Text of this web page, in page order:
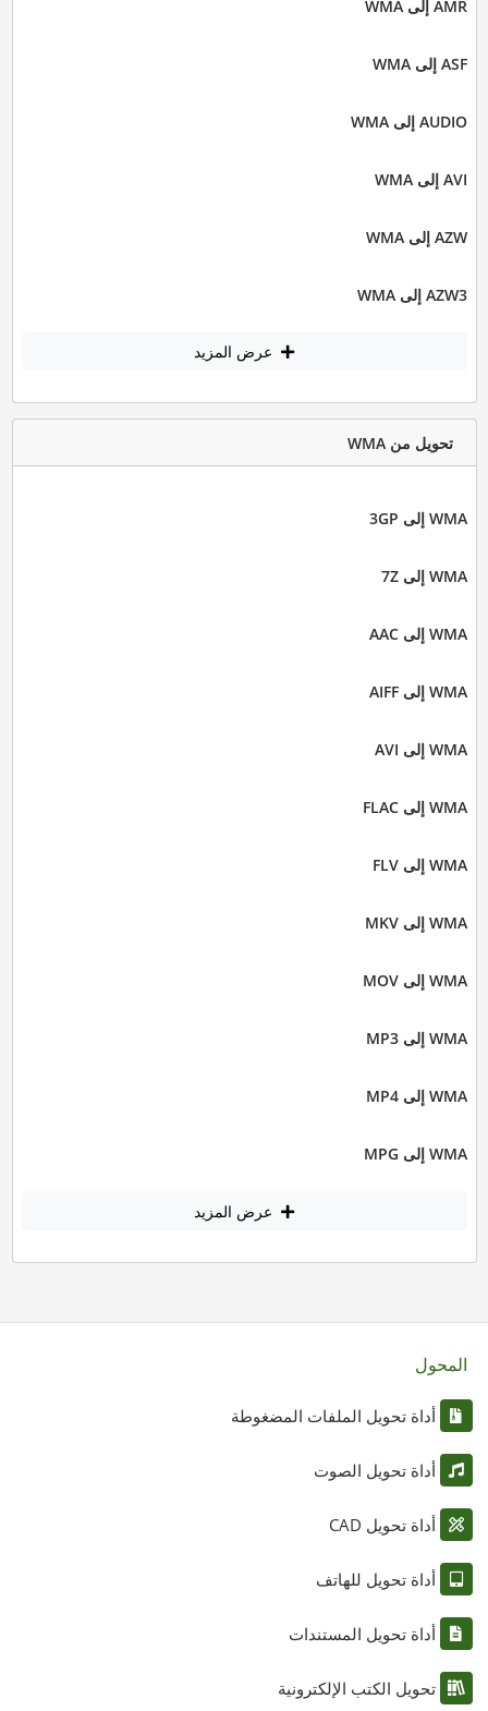
AMR إلى WMA
ASF إلى WMA
AUDIO إلى WMA
AVI إلى WMA
AZW إلى WMA
AZW3 إلى WMA
عرض المزيد
تحويل من WMA
WMA إلى 3GP
WMA إلى 7Z
WMA إلى AAC
WMA إلى AIFF
WMA إلى AVI
WMA إلى FLAC
WMA إلى FLV
WMA إلى MKV
WMA إلى MOV
WMA إلى MP3
WMA إلى MP4
WMA إلى MPG
عرض المزيد
المحول
أداة تحويل الملفات المضغوطة
أداة تحويل الصوت
أداة تحويل CAD
أداة تحويل للهاتف
أداة تحويل المستندات
تحويل الكتب الإلكترونية